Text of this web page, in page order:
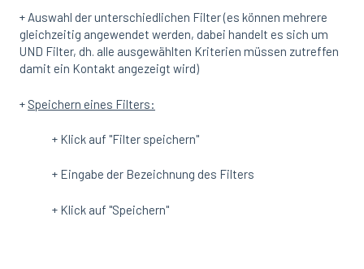
+ Auswahl der unterschiedlichen Filter (es können mehrere
gleichzeitig angewendet werden, dabei handelt es sich um
UND Filter, dh. alle ausgewählten Kriterien müssen zutreffen
damit ein Kontakt angezeigt wird)
+ Speichern eines Filters:
+ Klick auf "Filter speichern"
+ Eingabe der Bezeichnung des Filters
+ Klick auf "Speichern"